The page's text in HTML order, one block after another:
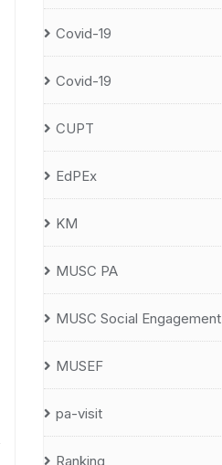
Covid-19
Covid-19
CUPT
EdPEx
KM
MUSC PA
MUSC Social Engagement
MUSEF
pa-visit
Ranking